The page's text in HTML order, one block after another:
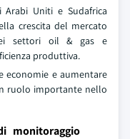
Arabi Uniti e Sudafrica
crescita del mercato
settori oil & gas e
produttiva.
economie e aumentare
ruolo importante nello
monitoraggio